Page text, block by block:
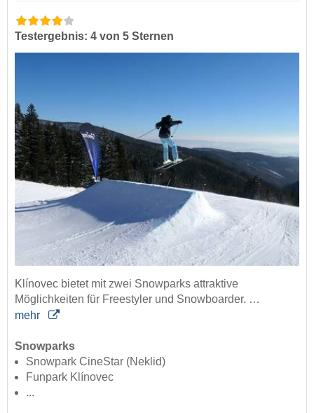
Testergebnis: 4 von 5 Sternen
Klínovec bietet mit zwei Snowparks attraktive
Möglichkeiten für Freestyler und Snowboarder. …
mehr
Snowparks
Snowpark CineStar (Neklid)
Funpark Klínovec
...